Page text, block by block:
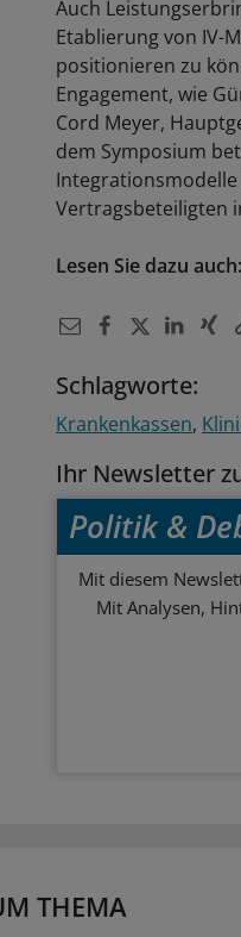
Auch
Etablierung von IV-
positionieren zu
Engagement, wie
Cord Meyer,
dem Symposium
Integrationsmodelle
Vertragsbeteiligten
Lesen Sie dazu auch:
Schlagworte:
Krankenkassen
Ihr Newsletter
Politik &
Mit diesem
Mit Analysen,
THEMA